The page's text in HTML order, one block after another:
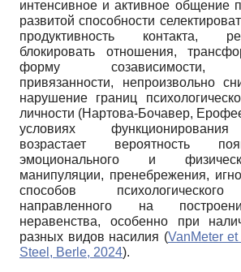
интенсивное и активное общение
развитой способности
продуктивность контакта,
блокировать отношения,
форму созависимости,
привязанности, непроизвольно
нарушение границ
личности (Нартова-Бочавер,
условиях
возрастает вероятность
эмоционального и
манипуляции, пренебрежения,
способов
направленного на
неравенства, особенно при
разных видов насилия (VanMeter
Steel, Berle, 2024).